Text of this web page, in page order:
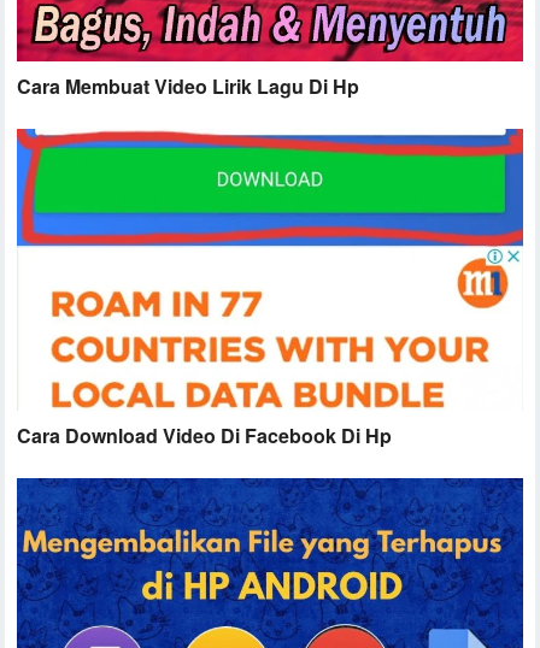
Cara Membuat Video Lirik Lagu Di Hp
Cara Download Video Di Facebook Di Hp